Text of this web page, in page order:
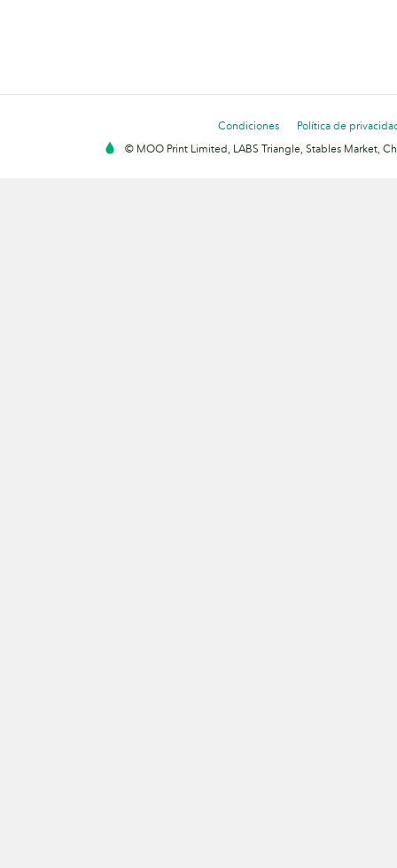
Condiciones
Política de
© MOO Print Limited, LABS Triangle, Stables Market,